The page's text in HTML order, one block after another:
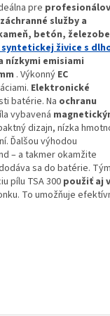
pre
služby a
betón,
živice s
nízkymi emisiami
. Výkonný EC
Elektronické
batérie. Na ochranu
vybavená
dizajn, nízka
Ďalšou výhodou
– a takmer okamžite
sa do batérie.
pílu TSA 300 použiť aj
To umožňuje